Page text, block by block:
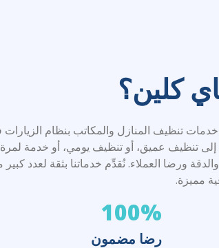
كلين؟
تنظيف المنازل والمكاتب بنظام
تنظيف عميق، أو تنظيف يومي، أو خدمة لمرة
ورضا العملاء. نُقدِّم خدماتنا بثقة لعدد
مميزة.
100%
رضا مضمون